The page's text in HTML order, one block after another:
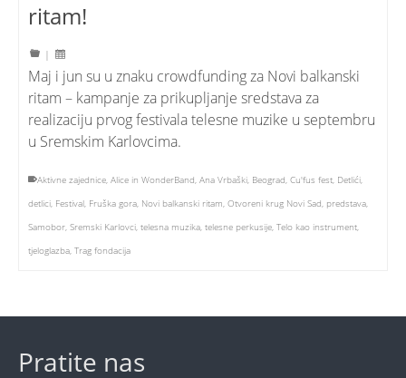
ritam!
|
Maj i jun su u znaku crowdfunding za Novi balkanski
ritam – kampanje za prikupljanje sredstava za
realizaciju prvog festivala telesne muzike u septembru
u Sremskim Karlovcima.
Aktivne zajednice, Alice in WonderBand, Ana Vrbaški, Beograd, Cu'fus fest, Detlići,
detlici, Festival, Fruška gora, Novi balkanski ritam, Otvoreni krug Novi Sad, predstava,
Samobor, Sremski Karlovci, telesna muzika, telesne perkusije, Telo kao instrument,
tjeloglazba, Trag fondacija
Pratite nas